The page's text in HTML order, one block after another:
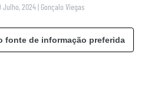
Julho, 2024 | Gonçalo Viegas
fonte de informação preferida